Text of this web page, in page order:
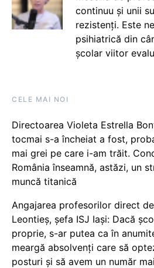
continuu și unii
rezistenți. Este
psihiatrică din
școlar viitor
CELE MAI NOI
Directoarea Violeta Estrella
tocmai s-a încheiat a fost,
mai grei pe care i-am trăit.
România înseamnă, astăzi, un
muncă titanică
Angajarea profesorilor direct
Leontieș, șefa ISJ Iași: Dacă
proprie, s-ar putea ca în
meargă absolvenți care să
posturi și să avem un număr